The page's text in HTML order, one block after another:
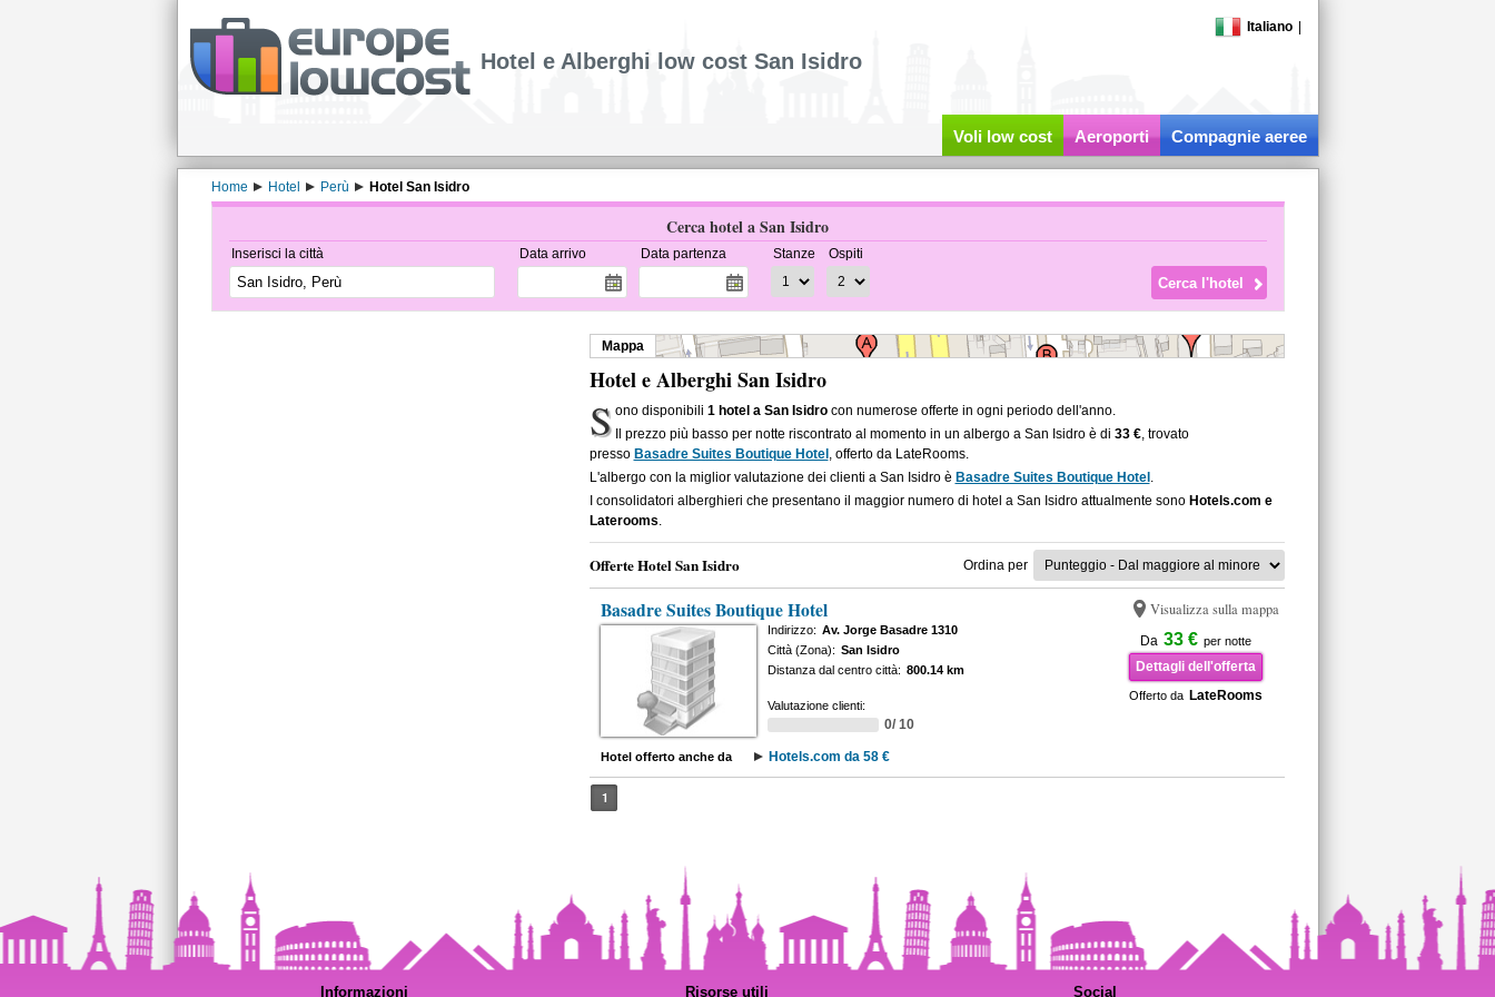
Italiano
Hotel e Alberghi low cost San Isidro
Voli low cost Aeroporti Compagnie aeree
Home Hotel Perù Hotel San Isidro
Cerca hotel a San Isidro
Inserisci la città Data arrivo Data partenza Stanze Ospiti
Mappa
Hotel e Alberghi San Isidro
S ono disponibili1 hotel a San Isidro con numerose offerte in ogni periodo dell'anno.
Il prezzo più basso per notte riscontrato al momento in un albergo a San Isidro è di33 €, trovato
presso Basadre Suites Boutique Hotel , offerto da LateRooms.
L'albergo con la miglior valutazione dei clienti a San Isidro è Basadre Suites Boutique Hotel .
I consolidatori alberghieri che presentano il maggior numero di hotel a San Isidro attualmente sono Hotels.com e
Laterooms.
Offerte Hotel San Isidro Ordina per
Basadre Suites Boutique Hotel Visualizza sulla mappa
Da 33 € per notte
Dettagli dell'offerta
Offerto da LateRooms
Indirizzo: Av. Jorge Basadre 1310
Città (Zona): San Isidro
Distanza dal centro città: 800.14 km
Valutazione clienti:
0/ 10
Hotel offerto anche da Hotels.com da 58 €
1
Informazioni Risorse utili Social